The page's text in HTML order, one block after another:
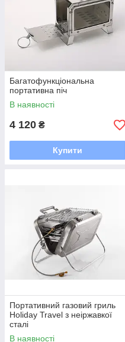
Багатофункціональна
портативна піч
В наявності
4 120 ₴
Купити
Портативний газовий гриль
Holiday Travel з неіржавкої
сталі
В наявності